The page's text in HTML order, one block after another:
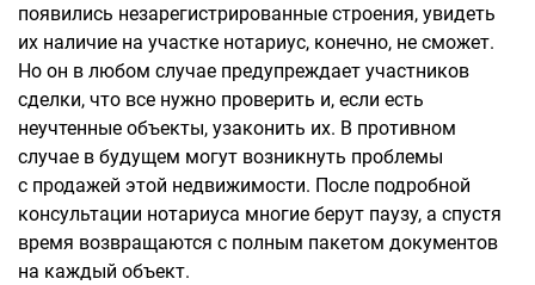
появились незарегистрированные строения, увидеть
их наличие на участке нотариус, конечно, не сможет.
Но он в любом случае предупреждает участников
сделки, что все нужно проверить и, если есть
неучтенные объекты, узаконить их. В противном
случае в будущем могут возникнуть проблемы
с продажей этой недвижимости. После подробной
консультации нотариуса многие берут паузу, а спустя
время возвращаются с полным пакетом документов
на каждый объект.